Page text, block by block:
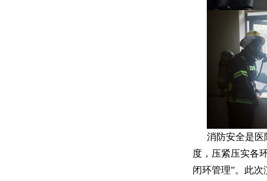
消防安全是
度，压紧压实各
闭环管理”。此